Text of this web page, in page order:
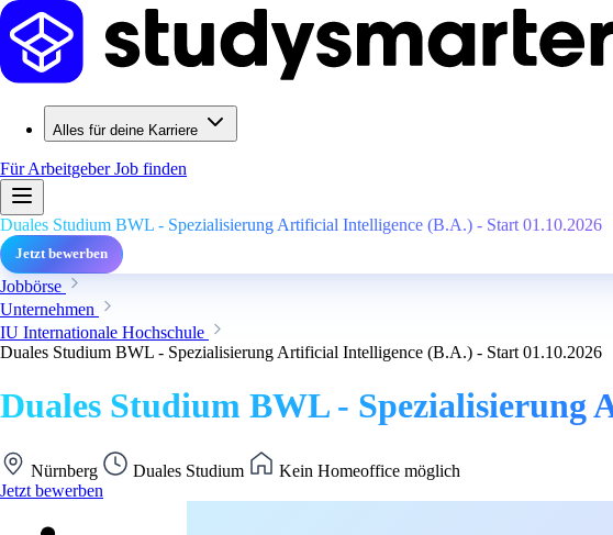
Alles für deine Karriere
Für ArbeitgeberJob finden
Duales Studium BWL - Spezialisierung Artificial Intelligence (B.A.) - Start 01.10.2026
Jetzt bewerben
Jobbörse
Unternehmen
IU Internationale Hochschule
Duales Studium BWL - Spezialisierung Artificial Intelligence (B.A.) - Start 01.10.2026
Duales Studium BWL - Spezialisierung
Nürnberg Duales Studium
Kein Homeoffice möglich
Jetzt bewerben